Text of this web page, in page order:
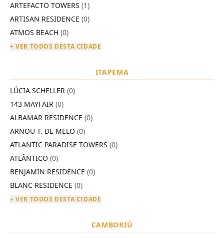
ARTEFACTO TOWERS (1)
ARTISAN RESIDENCE (0)
ATMOS BEACH (0)
+ VER TODOS DESTA CIDADE
ITAPEMA
LÚCIA SCHELLER (0)
143 MAYFAIR (0)
ALBAMAR RESIDENCE (0)
ARNOU T. DE MELO (0)
ATLANTIC PARADISE TOWERS (0)
ATLÂNTICO (0)
BENJAMIN RESIDENCE (0)
BLANC RESIDENCE (0)
+ VER TODOS DESTA CIDADE
CAMBORIÚ